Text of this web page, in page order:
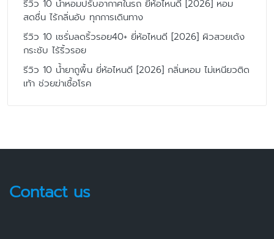
รีวิว 10 น้ำหอมปรับอากาศในรถ ยี่ห้อไหนดี [2026] หอม
สดชื่น ไร้กลิ่นอับ ทุกการเดินทาง
รีวิว 10 เซรั่มลดริ้วรอย40+ ยี่ห้อไหนดี [2026] ผิวสวยเด้ง
กระชับ ไร้ริ้วรอย
รีวิว 10 น้ำยาถูพื้น ยี่ห้อไหนดี [2026] กลิ่นหอม ไม่เหนียวติด
เท้า ช่วยฆ่าเชื้อโรค
Contact us